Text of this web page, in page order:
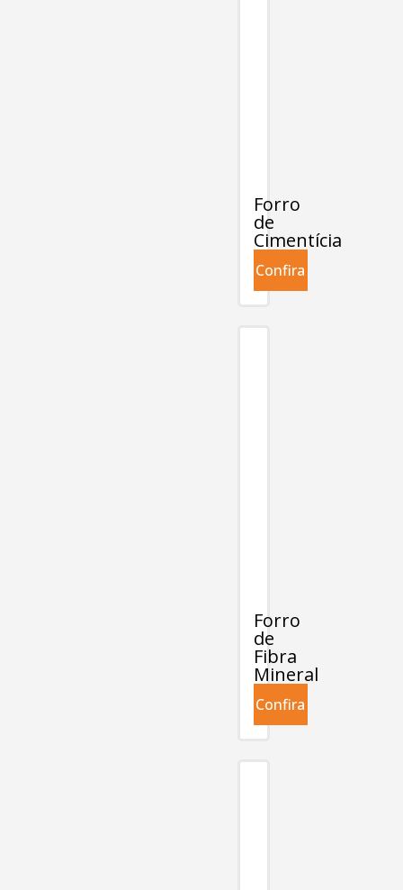
Forro
de
Cimentícia
Confira
Forro
de
Fibra
Mineral
Confira